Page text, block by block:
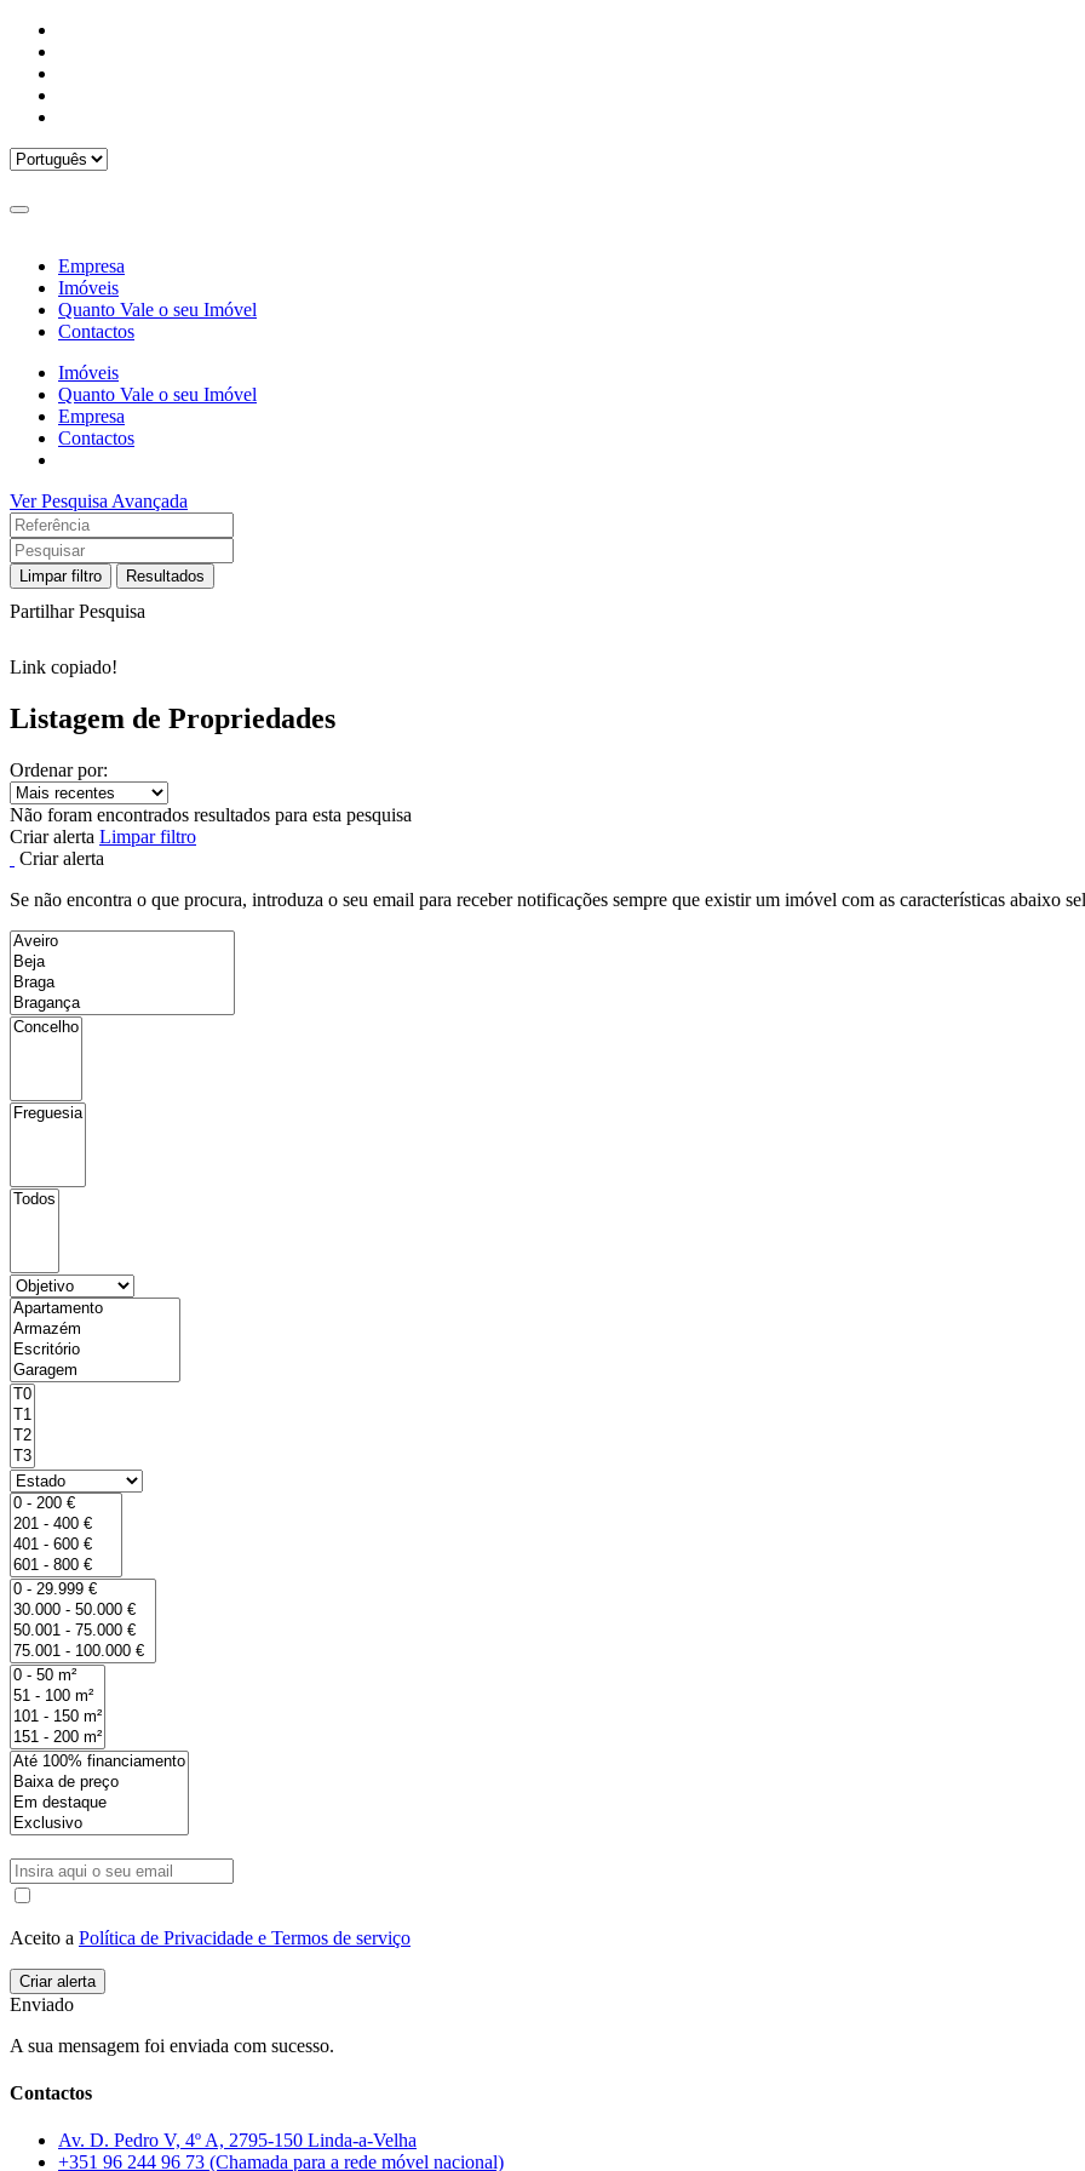
Empresa
Imóveis
Quanto Vale o seu Imóvel
Contactos
Imóveis
Quanto Vale o seu Imóvel
Empresa
Contactos
Ver Pesquisa Avançada
Limpar filtro Resultados
Partilhar Pesquisa
Link copiado!
Listagem de Propriedades
Ordenar por:
Não foram encontrados resultados para esta pesquisa
Criar alerta Limpar filtro
Criar alerta
Se não encontra o que procura, introduza o seu email para receber notificações sempre que existir um imóvel com as características abaixo
Aceito a Política de Privacidade e Termos de serviço
Enviado
A sua mensagem foi enviada com sucesso.
Contactos
Av. D. Pedro V, 4º A, 2795-150 Linda-a-Velha
+351 96 244 96 73 (Chamada para a rede móvel nacional)